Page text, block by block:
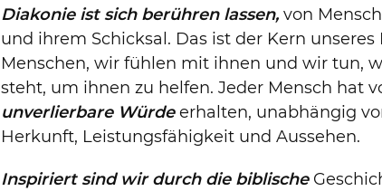
Diakonie ist sich berühren lassen, von
und ihrem Schicksal. Das ist der Kern
Menschen, wir fühlen mit ihnen und wir tun,
steht, um ihnen zu helfen. Jeder Mensch hat
unverlierbare Würdeerhalten, unabhängig
Herkunft, Leistungsfähigkeit und Aussehen.
Inspiriert sind wir durch die biblische